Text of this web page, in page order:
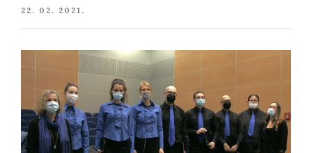
POSTED
22. 02. 2021.